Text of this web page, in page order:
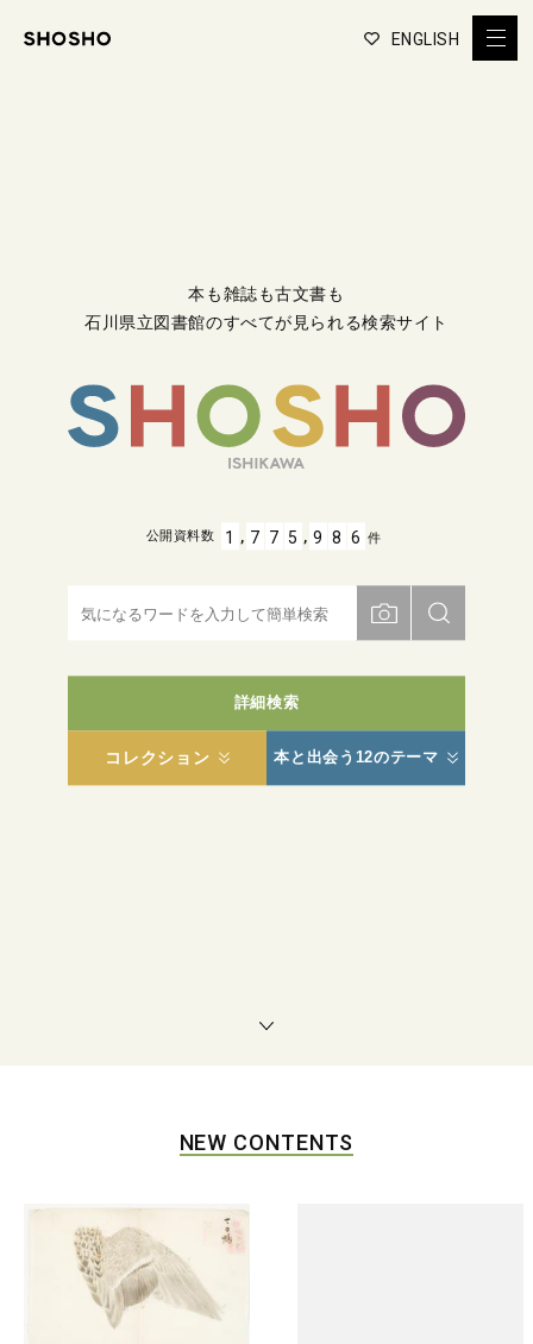
ENGLISH
本も雑誌も古文書も
石川県立図書館のすべてが見られる検索サイト
詳細検索
コレクション 本と出会う12のテーマ
公開資料数 1 , 7 7 5 , 9 8 6 件
NEW CONTENTS